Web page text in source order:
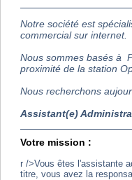
Notre société est
commercial sur internet.
Nous sommes basés à
proximité de la station
Nous recherchons
Assistant(e)
Votre mission :
r />Vous êtes l'assistante
titre, vous avez la